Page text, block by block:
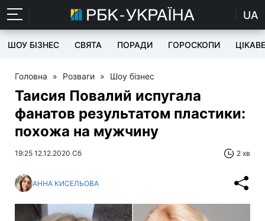
UA
ШОУ БІЗНЕС СВЯТА ПОРАДИ ГОРОСКОПИ ЦІКАВЕ
Головна » Розваги » Шоу бізнес
Таисия Повалий испугала
фанатов результатом пластики:
похожа на мужчину
19:25 12.12.2020 Сб 2 хв
АННА КИСЕЛЬОВА